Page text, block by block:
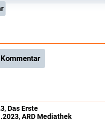
, Das Erste
, ARD Mediathek